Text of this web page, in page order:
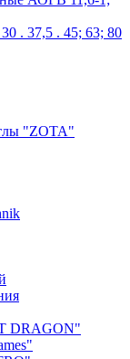
. 37,5 . 45; 63; 80
"ZOTA"
DRAGON"